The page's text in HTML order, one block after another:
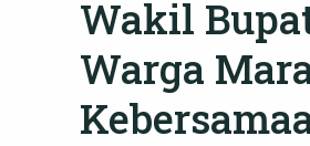
Wakil
Warga